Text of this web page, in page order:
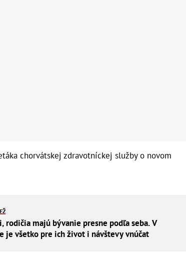
chorvátskej zdravotníckej služby o novom
rodičia majú bývanie presne podľa seba. V
je všetko pre ich život i návštevy vnúčat